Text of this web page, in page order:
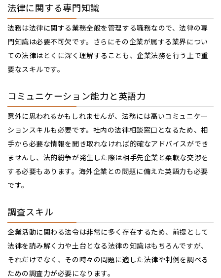
法律に関する専門知識
法務は法律に関する業務全般を管理する職務なので、法律の専
門知識は必要不可欠です。さらにその企業が属する業界につい
ての法律はとくに深く理解することも、企業法務を行う上で重
要なスキルです。
コミュニケーション能力と英語力
意外に思われるかもしれませんが、法務には高いコミュニケー
ションスキルも必要です。社内の法律相談窓口となるため、相
手から必要な情報を聞き取れなければ的確なアドバイスができ
ませんし、法的紛争が発生した際は相手先企業と柔軟な交渉を
する必要もあります。海外企業との問題に備えた英語力も必要
です。
調査スキル
企業活動に関わる法令は非常に多く存在するため、前提として
法律を読み解く力や土台となる法律の知識はもちろんですが、
それだけでなく、その時々の問題に適した法律や判例を調べる
ための調査力が必要になります。